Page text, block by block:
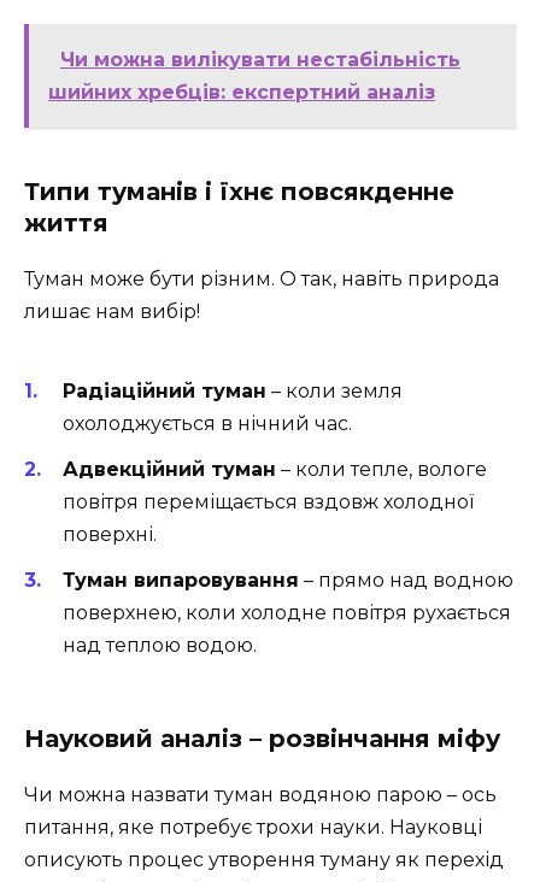
Чи можна вилікувати нестабільність
шийних хребців: експертний аналіз
Типи туманів і їхнє повсякденне
життя
Туман може бути різним. О так, навіть природа
лишає нам вибір!
Радіаційний туман – коли земля
охолоджується в нічний час.
Адвекційний туман – коли тепле, вологе
повітря переміщається вздовж холодної
поверхні.
Туман випаровування – прямо над водною
поверхнею, коли холодне повітря рухається
над теплою водою.
Науковий аналіз – розвінчання міфу
Чи можна назвати туман водяною парою – ось
питання, яке потребує трохи науки. Науковці
описують процес утворення туману як перехід